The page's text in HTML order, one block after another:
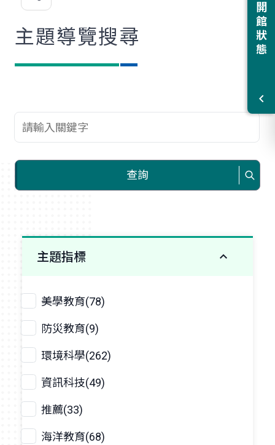
開館狀態
歡
主題導覽搜尋
查詢關鍵字
查詢
主題指標
美學教育(78)
防災教育(9)
環境科學(262)
資訊科技(49)
推薦(33)
海洋教育(68)